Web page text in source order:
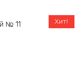
Хит!